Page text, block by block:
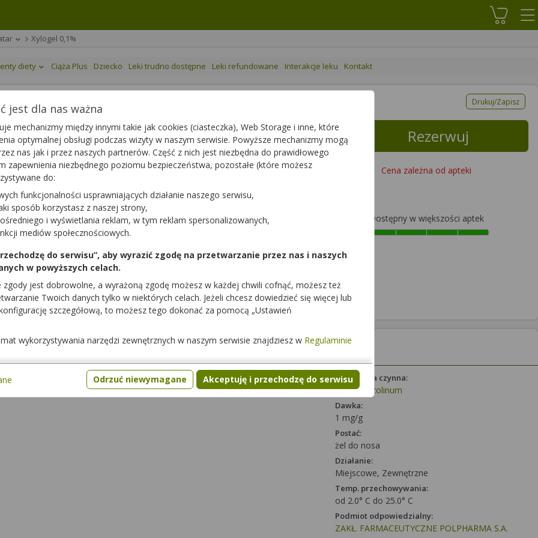
Koszyk
Xylogel 0,1%
diety Ciąża Plus Dziecko Leki trudno dostępne Leki refundowane Interakcje leku Kontakt
Drukuj/Zapisz
| 15 ml
Rezerwuj
Cena zależna od apteki
Dostępny w większości aptek
z żywnością Pytania Gdzie kupić lek
Substancja czynna:
Xylometazolinum
Dawka:
1 mg/g
Postać:
żel do nosa
Działanie:
Miejscowe, Zewnętrzne
Temp. przechowywania:
od 2.0° C do 25.0° C
Podmiot odpowiedzialny:
ZAKŁ. FARMACEUTYCZNE POLPHARMA S.A.
jest dla nas ważna
mechanizmy między innymi takie jak cookies (ciasteczka), Web Storage i inne, które
optymalnej obsługi podczas wizyty w naszym serwisie. Powyższe mechanizmy mogą
nas jak i przez naszych partnerów. Część z nich jest niezbędna do prawidłowego
zapewnienia niezbędnego poziomu bezpieczeństwa, pozostałe (które możesz
do:
funkcjonalności usprawniających działanie naszego serwisu,
sposób korzystasz z naszej strony,
i wyświetlania reklam, w tym reklam spersonalizowanych,
mediów społecznościowych.
do serwisu”, aby wyrazić zgodę na przetwarzanie przez nas i naszych
w powyższych celach.
zgody jest dobrowolne, a wyrażoną zgodę możesz w każdej chwili cofnąć, możesz też
Twoich danych tylko w niektórych celach. Jeżeli chcesz dowiedzieć się więcej lub
szczegółową, to możesz tego dokonać za pomocą „Ustawień
wykorzystywania narzędzi zewnętrznych w naszym serwisie znajdziesz w Regulaminie
Odrzuć niewymagane Akceptuję i przechodzę do serwisu